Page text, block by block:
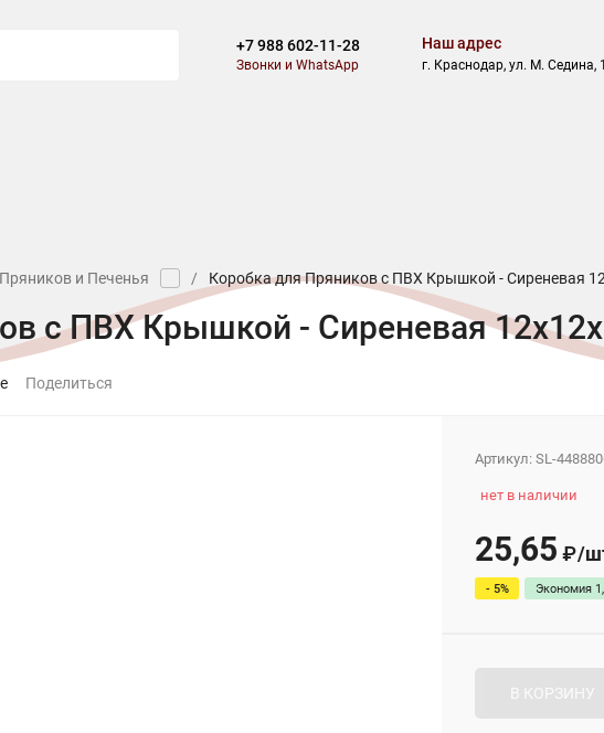
+7 988 602-11-28
Звонки и WhatsApp
Наш адрес
г. Краснодар, ул. М. Седина,
и Печенья / Коробка для Пряников с ПВХ Крышкой - Сиреневая
с ПВХ Крышкой - Сиреневая
Поделиться
Артикул:SL-
нет в наличии
25,65 ₽/
- 5% Экономия
В КОРЗИНУ